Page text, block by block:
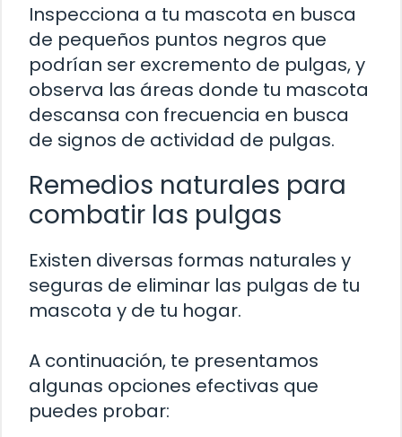
Inspecciona a tu mascota en busca
de pequeños puntos negros que
podrían ser excremento de pulgas, y
observa las áreas donde tu mascota
descansa con frecuencia en busca
de signos de actividad de pulgas.
Remedios naturales para
combatir las pulgas
Existen diversas formas naturales y
seguras de eliminar las pulgas de tu
mascota y de tu hogar.
A continuación, te presentamos
algunas opciones efectivas que
puedes probar: